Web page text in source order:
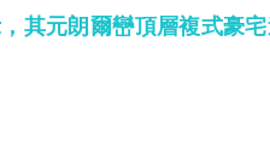
其元朗爾巒頂層複式豪